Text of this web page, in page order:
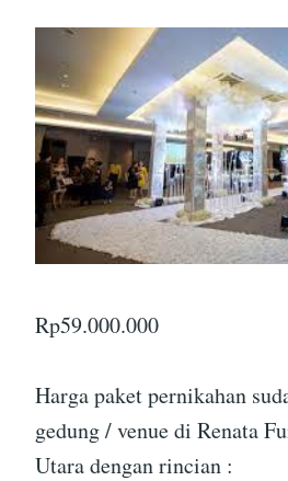
Rp59.000.000
Harga paket pernikahan
gedung / venue di Renata
Utara dengan rincian :